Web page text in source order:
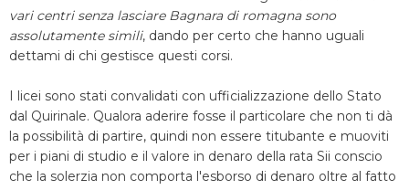
vari centri senza lasciare Bagnara di romagna sono
assolutamente simili, dando per certo che hanno uguali
dettami di chi gestisce questi corsi.
I licei sono stati convalidati con ufficializzazione dello Stato
dal Quirinale. Qualora aderire fosse il particolare che non ti dà
la possibilità di partire, quindi non essere titubante e muoviti
per i piani di studio e il valore in denaro della rata Sii conscio
che la solerzia non comporta l'esborso di denaro oltre al fatto